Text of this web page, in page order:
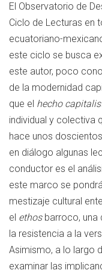
El Observatorio de
Ciclo de Lecturas en
ecuatoriano-
este ciclo se busca
este autor, poco
de la modernidad
que el hecho
individual y colectiva
hace unos
en diálogo algunas
conductor es el
este marco se
mestizaje cultural
el ethosbarroco, una
la resistencia a la
Asimismo, a lo largo
examinar las